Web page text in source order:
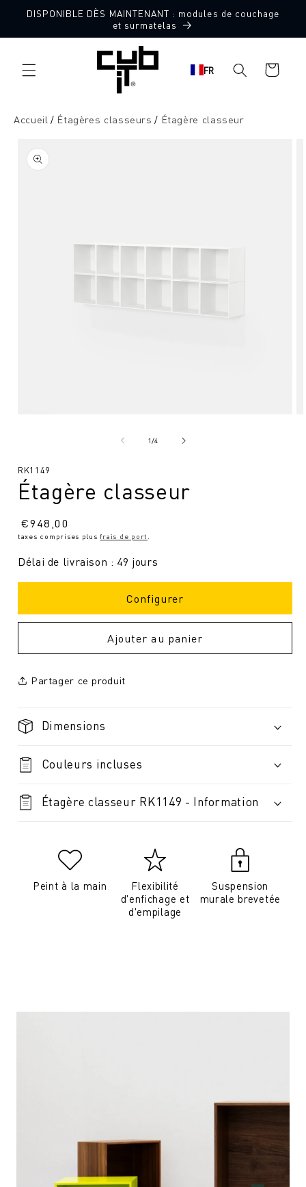
directement
DISPONIBLE DÈS MAINTENANT : modules de couchage
et surmatelas
FR
Panier
d'achat
Accueil Étagères classeurs Étagère classeur
sur le
produit
modal
1/de4
SKU
RK1149
Étagère classeur
Prix
normal
€948,00
taxes comprises plusfrais de port
Délai de livraison : 49 jours
Configurer
Ajouter au panier
Partager ce produit
Dimensions
Couleurs incluses
Étagère classeur RK1149 - Information
Peint à la main
Flexibilité
d'enfichage et
d'empilage
Suspension
murale brevetée